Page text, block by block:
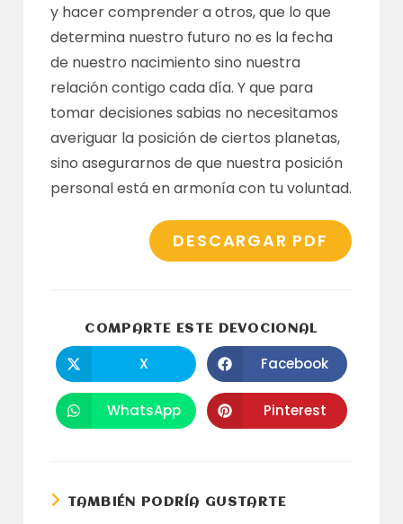
y hacer comprender a otros, que lo que
determina nuestro futuro no es la fecha
de nuestro nacimiento sino nuestra
relación contigo cada día. Y que para
tomar decisiones sabias no necesitamos
averiguar la posición de ciertos planetas,
sino asegurarnos de que nuestra posición
personal está en armonía con tu voluntad.
DESCARGAR PDF
COMPARTE ESTE DEVOCIONAL
abre
en
una
nueva
ventana
X Se
abre
en
una
nueva
ventana
Facebook
Se
abre
WhatsApp Se
abre
Pinterest
TAMBIÉN PODRÍA GUSTARTE